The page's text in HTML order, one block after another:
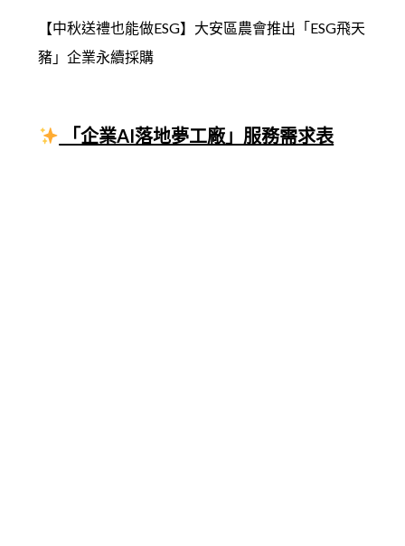
【中秋送禮也能做ESG】大安區農會推出「ESG飛天
豬」企業永續採購
「企業AI落地夢工廠」服務需求表